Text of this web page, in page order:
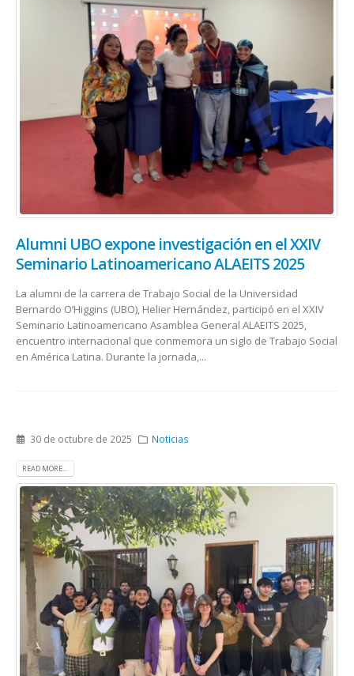
Alumni UBO expone investigación en el XXIV
Seminario Latinoamericano ALAEITS 2025
La alumni de la carrera de Trabajo Social de la Universidad
Bernardo O’Higgins (UBO), Helier Hernández, participó en el XXIV
Seminario Latinoamericano Asamblea General ALAEITS 2025,
encuentro internacional que conmemora un siglo de Trabajo Social
en América Latina. Durante la jornada,...
30 de octubre de 2025 Noticias
READ MORE...